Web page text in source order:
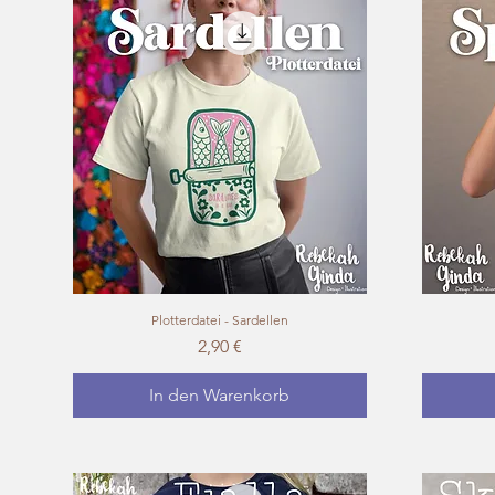
Schnellansicht
Plotterdatei - Sardellen
Preis
2,90 €
In den Warenkorb